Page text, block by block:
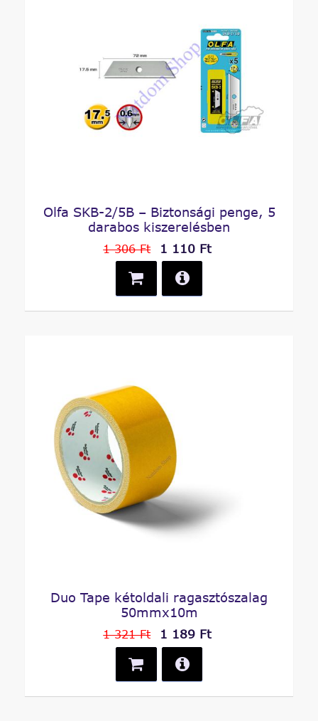
Olfa SKB-2/5B – Biztonsági penge, 5
darabos kiszerelésben
1 306 Ft 1 110 Ft
Duo Tape kétoldali ragasztószalag
50mmx10m
1 321 Ft 1 189 Ft